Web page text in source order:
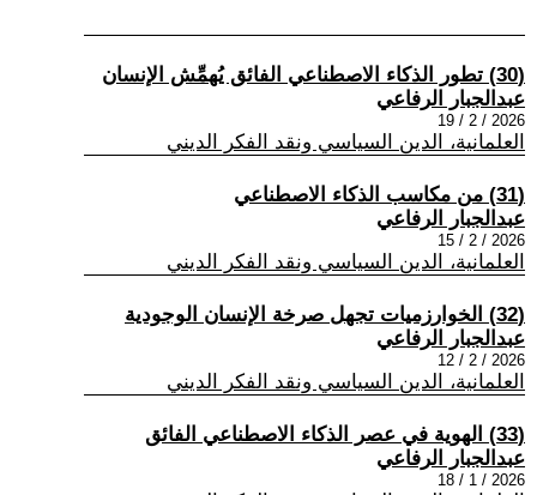
(30) تطور الذكاء الاصطناعي الفائق يُهمِّش الإنسان
عبدالجبار الرفاعي
2026 / 2 / 19
العلمانية، الدين السياسي ونقد الفكر الديني
(31) من مكاسب الذكاء الاصطناعي
عبدالجبار الرفاعي
2026 / 2 / 15
العلمانية، الدين السياسي ونقد الفكر الديني
(32) الخوارزميات تجهل صرخة الإنسان الوجودية
عبدالجبار الرفاعي
2026 / 2 / 12
العلمانية، الدين السياسي ونقد الفكر الديني
(33) الهوية في عصر الذكاء الاصطناعي الفائق
عبدالجبار الرفاعي
2026 / 1 / 18